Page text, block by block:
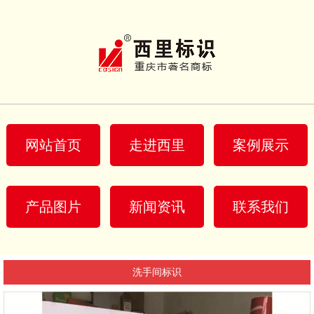
网站首页 走进西里 案例展示
产品图片 新闻资讯 联系我们
洗手间标识